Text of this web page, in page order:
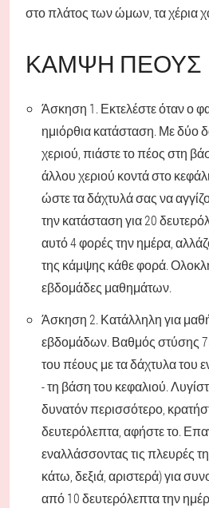
στο πλάτος των ώμων, τα χέρια
ΚΆΜΨΗ ΠΈΟΥΣ
Άσκηση 1. Εκτελέστε όταν ο
ημιόρθια κατάσταση. Με δύο
χεριού, πιάστε το πέος στη
άλλου χεριού κοντά στο
ώστε τα δάχτυλά σας να
την κατάσταση για 20
αυτό 4 φορές την ημέρα,
της κάμψης κάθε φορά.
εβδομάδες μαθημάτων.
Άσκηση 2. Κατάλληλη για
εβδομάδων. Βαθμός στύσης
του πέους με τα δάχτυλα του
- τη βάση του κεφαλιού.
δυνατόν περισσότερο,
δευτερόλεπτα, αφήστε το.
εναλλάσσοντας τις πλευρές
κάτω, δεξιά, αριστερά) για
από 10 δευτερόλεπτα την